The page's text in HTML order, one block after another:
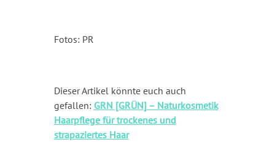
Fotos: PR
Dieser Artikel könnte euch auch
gefallen: GRN [GRÜN]– Naturkosmetik
Haarpflege für trockenes und
strapaziertes Haar